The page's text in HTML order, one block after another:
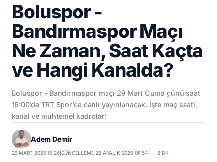
Boluspor -
Bandırmaspor Maçı
Ne Zaman, Saat Kaçta
ve Hangi Kanalda?
Boluspor - Bandırmaspor maçı 29 Mart Cuma günü saat
16:00’da TRT Spor’da canlı yayınlanacak. İşte maç saati,
kanal ve muhtemel kadrolar!
Adem Demir
26 MART 2025 15:26 |GÜNCELLEME 22 ARALIK 2025 00:54 2 DK